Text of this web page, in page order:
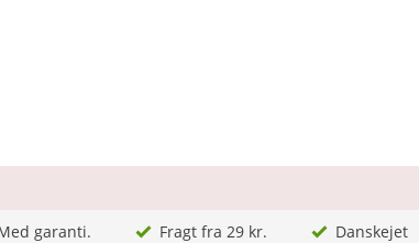
garanti. Fragt fra 29 kr. Danskejet